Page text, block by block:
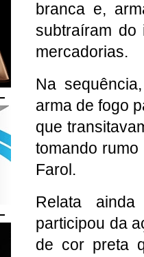
branca e,
subtraíram do
mercadorias.
Na
arma de fogo
que
tomando
Farol.
Relata
participou da
de cor preta